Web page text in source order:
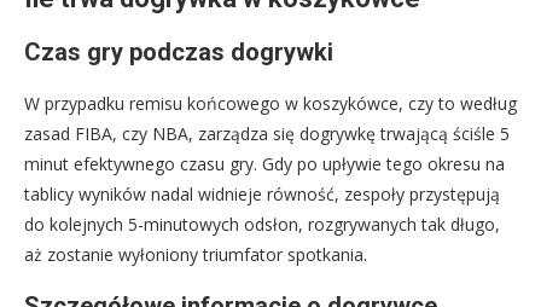
Czas gry podczas dogrywki
W przypadku remisu końcowego w koszykówce, czy to według
zasad FIBA, czy NBA, zarządza się dogrywkę trwającą ściśle 5
minut efektywnego czasu gry. Gdy po upływie tego okresu na
tablicy wyników nadal widnieje równość, zespoły przystępują
do kolejnych 5-minutowych odsłon, rozgrywanych tak długo,
aż zostanie wyłoniony triumfator spotkania.